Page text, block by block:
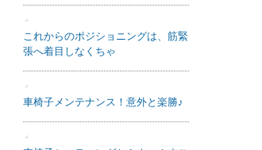
学～